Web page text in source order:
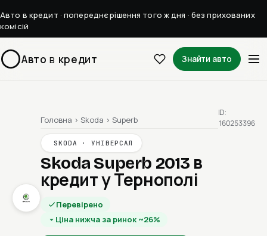
Авто в кредит · попереднє рішення того ж дня · без прихованих
комісій
Авто в кредит Знайти авто
Головна › Skoda › Superb
SKODA · УНІВЕРСАЛ
Skoda Superb 2013 в
кредит у Тернополі
Перевірено
Ціна нижча за ринок ~26%
ID:
160253396